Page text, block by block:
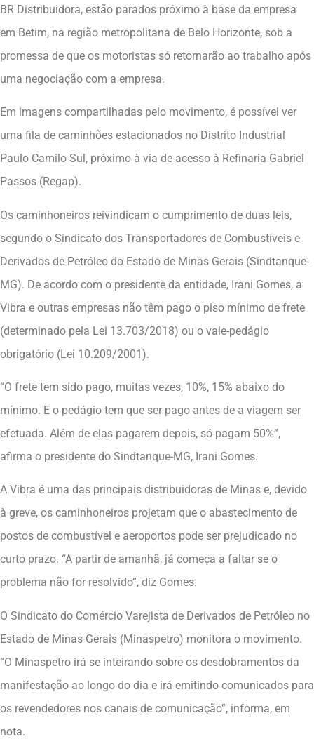
BR Distribuidora, estão parados próximo à base da empresa
em Betim, na região metropolitana de Belo Horizonte, sob a
promessa de que os motoristas só retornarão ao trabalho após
uma negociação com a empresa.
Em imagens compartilhadas pelo movimento, é possível ver
uma fila de caminhões estacionados no Distrito Industrial
Paulo Camilo Sul, próximo à via de acesso à Refinaria Gabriel
Passos (Regap).
Os caminhoneiros reivindicam o cumprimento de duas leis,
segundo o Sindicato dos Transportadores de Combustíveis e
Derivados de Petróleo do Estado de Minas Gerais (Sindtanque-
MG). De acordo com o presidente da entidade, Irani Gomes, a
Vibra e outras empresas não têm pago o piso mínimo de frete
(determinado pela Lei 13.703/2018) ou o vale-pedágio
obrigatório (Lei 10.209/2001).
“O frete tem sido pago, muitas vezes, 10%, 15% abaixo do
mínimo. E o pedágio tem que ser pago antes de a viagem ser
efetuada. Além de elas pagarem depois, só pagam 50%”,
afirma o presidente do Sindtanque-MG, Irani Gomes.
A Vibra é uma das principais distribuidoras de Minas e, devido
à greve, os caminhoneiros projetam que o abastecimento de
postos de combustível e aeroportos pode ser prejudicado no
curto prazo. “A partir de amanhã, já começa a faltar se o
problema não for resolvido”, diz Gomes.
O Sindicato do Comércio Varejista de Derivados de Petróleo no
Estado de Minas Gerais (Minaspetro) monitora o movimento.
“O Minaspetro irá se inteirando sobre os desdobramentos da
manifestação ao longo do dia e irá emitindo comunicados para
os revendedores nos canais de comunicação”, informa, em
nota.